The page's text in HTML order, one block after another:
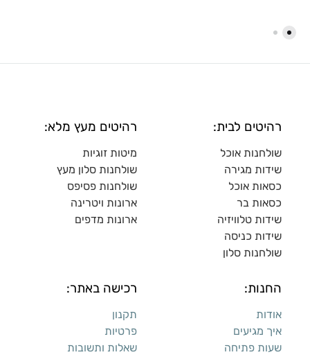
רהיטים לבית:
שולחנות אוכל
שידות מגירה
כסאות אוכל
כסאות בר
שידות טלוויזיה
שידות כניסה
שולחנות סלון
רהיטים מעץ מלא:
מיטות זוגיות
שולחנות סלון מעץ
שולחנות פסיפס
ארונות ויטרינה
ארונות מדפים
החנות:
אודות
איך מגיעים
שעות פתיחה
רכישה באתר:
תקנון
פרטיות
שאלות ותשובות